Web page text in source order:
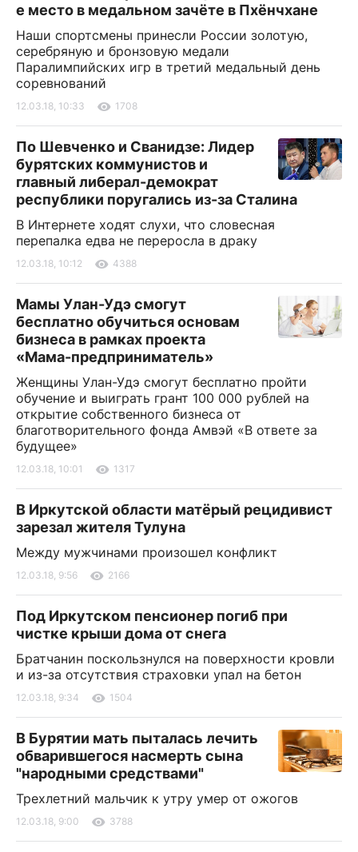
е место в медальном зачёте в Пхёнчхане
Наши спортсмены принесли России золотую,
серебряную и бронзовую медали
Паралимпийских игр в третий медальный день
соревнований
12.03.18, 10:33 1708
По Шевченко и Сванидзе: Лидер
бурятских коммунистов и
главный либерал-демократ
республики поругались из-за Сталина
В Интернете ходят слухи, что словесная
перепалка едва не переросла в драку
12.03.18, 10:12 4388
Мамы Улан-Удэ смогут
бесплатно обучиться основам
бизнеса в рамках проекта
«Мама-предприниматель»
Женщины Улан-Удэ смогут бесплатно пройти
обучение и выиграть грант 100 000 рублей на
открытие собственного бизнеса от
благотворительного фонда Амвэй «В ответе за
будущее»
12.03.18, 10:01 1317
В Иркутской области матёрый рецидивист
зарезал жителя Тулуна
Между мужчинами произошел конфликт
12.03.18, 9:56 2166
Под Иркутском пенсионер погиб при
чистке крыши дома от снега
Братчанин поскользнулся на поверхности кровли
и из-за отсутствия страховки упал на бетон
12.03.18, 9:34 1504
В Бурятии мать пыталась лечить
обварившегося насмерть сына
"народными средствами"
Трехлетний мальчик к утру умер от ожогов
12.03.18, 9:00 3788